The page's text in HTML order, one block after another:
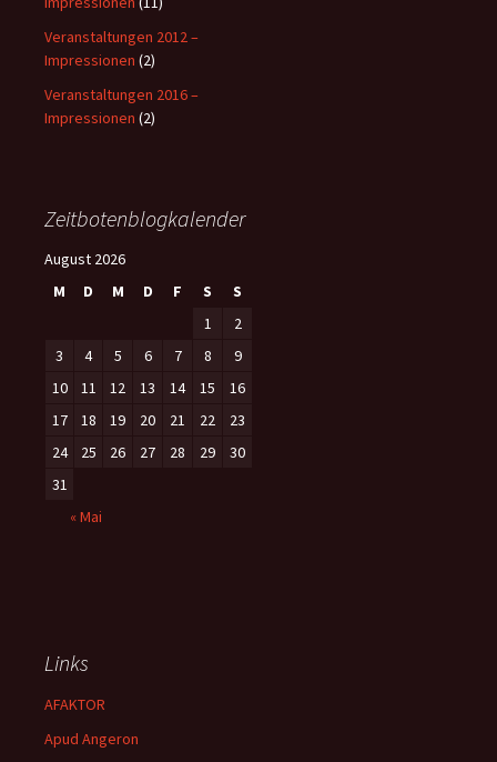
Veranstaltungen 2012 –
Impressionen (2)
Veranstaltungen 2016 –
Impressionen (2)
Zeitbotenblogkalender
August 2026
M
D M D F S
S
1
2
3
4 5 6 7 8
9
10
11 12 13 14 15
16
17
18 19 20 21 22
23
24
25 26 27 28 29
30
31
« Mai
Links
AFAKTOR
Apud Angeron